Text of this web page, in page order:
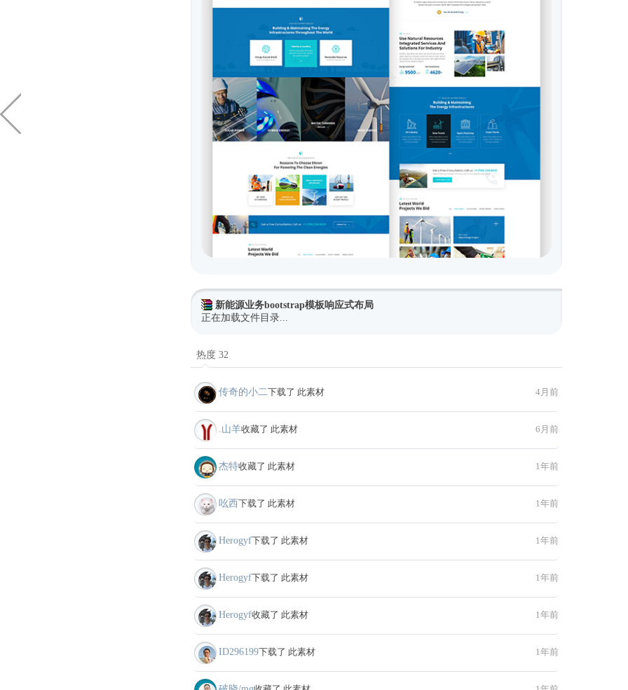
新能源业务bootstrap模板响应式布局
正在加载文件目录...
热度 32
传奇的小二下载了 此素材 4月前
.山羊收藏了 此素材 6月前
杰特收藏了 此素材 1年前
吆西下载了 此素材 1年前
Herogyf下载了 此素材 1年前
Herogyf下载了 此素材 1年前
Herogyf收藏了 此素材 1年前
ID296199下载了 此素材 1年前